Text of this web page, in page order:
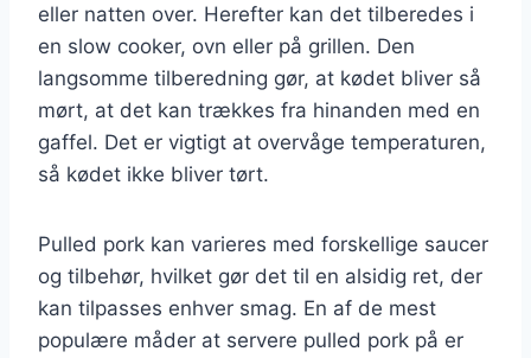
eller natten over. Herefter kan det tilberedes i
en slow cooker, ovn eller på grillen. Den
langsomme tilberedning gør, at kødet bliver så
mørt, at det kan trækkes fra hinanden med en
gaffel. Det er vigtigt at overvåge temperaturen,
så kødet ikke bliver tørt.
Pulled pork kan varieres med forskellige saucer
og tilbehør, hvilket gør det til en alsidig ret, der
kan tilpasses enhver smag. En af de mest
populære måder at servere pulled pork på er